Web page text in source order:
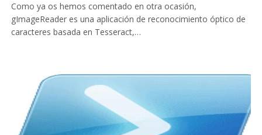
Como ya os hemos comentado en otra ocasión,
gImageReader es una aplicación de reconocimiento óptico de
caracteres basada en Tesseract,…